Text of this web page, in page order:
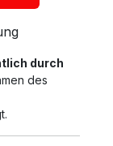
durch
des